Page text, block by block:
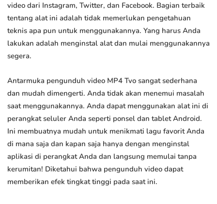
video dari Instagram, Twitter, dan Facebook. Bagian terbaik
tentang alat ini adalah tidak memerlukan pengetahuan
teknis apa pun untuk menggunakannya. Yang harus Anda
lakukan adalah menginstal alat dan mulai menggunakannya
segera.
Antarmuka pengunduh video MP4 Tvo sangat sederhana
dan mudah dimengerti. Anda tidak akan menemui masalah
saat menggunakannya. Anda dapat menggunakan alat ini di
perangkat seluler Anda seperti ponsel dan tablet Android.
Ini membuatnya mudah untuk menikmati lagu favorit Anda
di mana saja dan kapan saja hanya dengan menginstal
aplikasi di perangkat Anda dan langsung memulai tanpa
kerumitan! Diketahui bahwa pengunduh video dapat
memberikan efek tingkat tinggi pada saat ini.